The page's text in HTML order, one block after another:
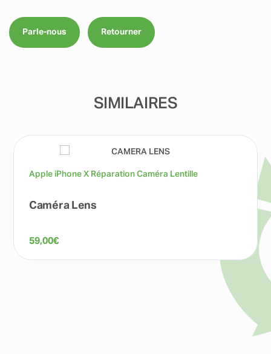
Parle-nous Retourner
SIMILAIRES
Apple iPhone X Réparation Caméra Lentille
Caméra Lens
59,00€